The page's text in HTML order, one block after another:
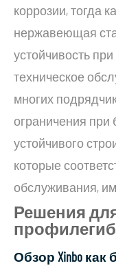
коррозии, тогда
нержавеющая
устойчивость
техническое
многих
ограничения при
устойчивого
которые
обслуживания,
Решения
Обзор Xinbo как